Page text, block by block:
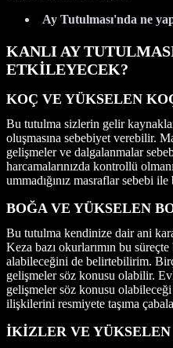
Ay Tutulması'nda ne
KANLI AY
ETKİLEYECEK?
KOÇ VE YÜKSELEN
Bu tutulma sizlerin gelir
oluşmasına sebebiyet verebilir.
gelişmeler ve dalgalanmalar
harcamalarınızda kontrollü
ummadığınız masraflar sebebi ile
BOĞA VE YÜKSELEN
Bu tutulma kendinize dair ani
Keza bazı okurlarımın bu
alabileceğini de belirtebilirim.
gelişmeler söz konusu olabilir.
gelişmeler söz konusu
ilişkilerini resmiyete taşıma
İKİZLER VE